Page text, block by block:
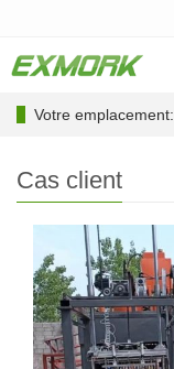
Votre emplacement:
Cas client